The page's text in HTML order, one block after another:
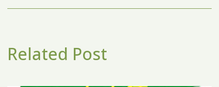
Related Post